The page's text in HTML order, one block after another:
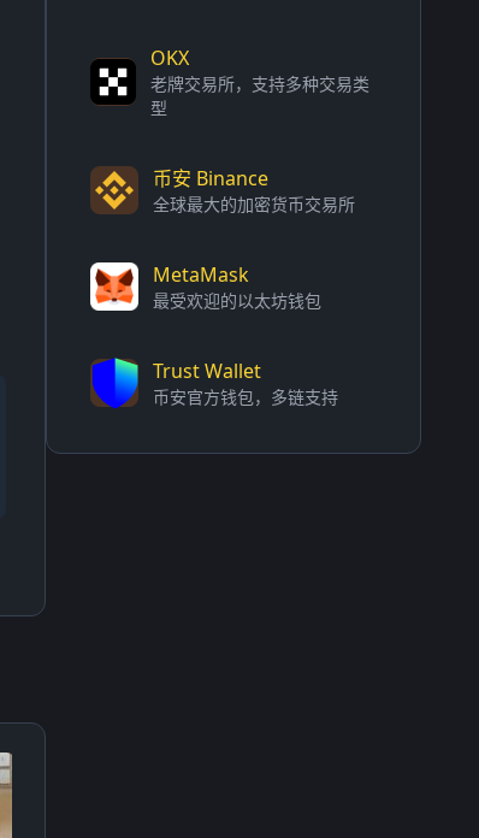
OKX
老牌交易所，支持多种交易类
型
币安 Binance
全球最大的加密货币交易所
MetaMask
最受欢迎的以太坊钱包
Trust Wallet
币安官方钱包，多链支持